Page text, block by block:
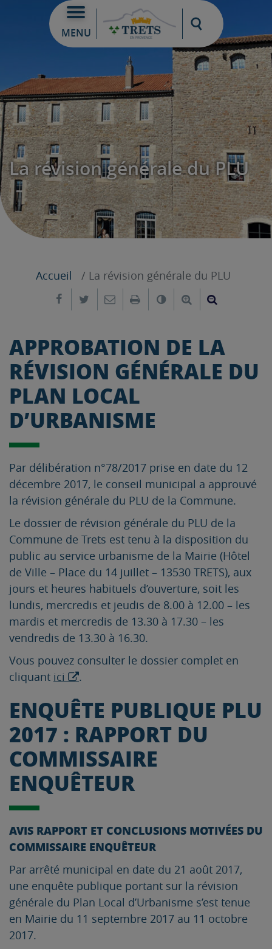
MENU
Moteur de
La révision générale du PLU
Accueil
La révision générale du PLU
Partager sur Facebook
Partager sur Twitter
Envoyer par e-mail
ImprimerChanger leAgrandir le
APPROBATION DE LA
RÉVISION GÉNÉRALE DU
PLAN LOCAL
D’URBANISME
Par délibération n°78/2017 prise en date du 12
décembre 2017, le conseil municipal a approuvé
la révision générale du PLU de la Commune.
Le dossier de révision générale du PLU de la
Commune de Trets est tenu à la disposition du
public au service urbanisme de la Mairie (Hôtel
de Ville – Place du 14 juillet – 13530 TRETS), aux
jours et heures habituels d’ouverture, soit les
lundis, mercredis et jeudis de 8.00 à 12.00 – les
mardis et mercredis de 13.30 à 17.30 – les
vendredis de 13.30 à 16.30.
Vous pouvez consulter le dossier complet en
cliquant ici .
ENQUÊTE PUBLIQUE PLU
2017 : RAPPORT DU
COMMISSAIRE
ENQUÊTEUR
AVIS RAPPORT ET CONCLUSIONS MOTIVÉES DU
COMMISSAIRE ENQUÊTEUR
Par arrêté municipal en date du 21 août 2017,
une enquête publique portant sur la révision
générale du Plan Local d’Urbanisme s’est tenue
en Mairie du 11 septembre 2017 au 11 octobre
2017.